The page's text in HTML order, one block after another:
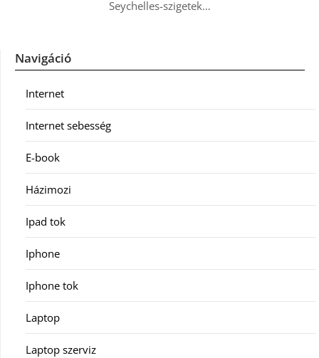
Seychelles-szigetek…
Navigáció
Internet
Internet sebesség
E-book
Házimozi
Ipad tok
Iphone
Iphone tok
Laptop
Laptop szerviz